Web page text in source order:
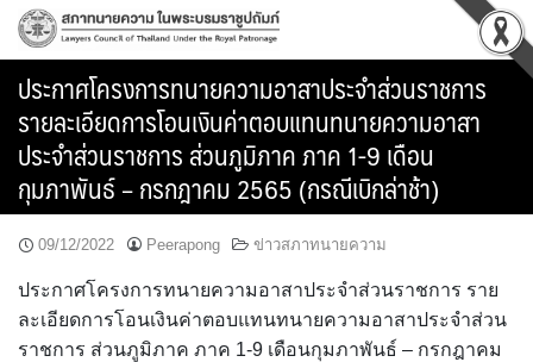
Skip
ประกาศโครงการทนายความอาสาประจำส่วนราชการ
รายละเอียดการโอนเงินค่าตอบแทนทนายความอาสา
ประจำส่วนราชการ ส่วนภูมิภาค ภาค 1-9 เดือน
กุมภาพันธ์ – กรกฎาคม 2565 (กรณีเบิกล่าช้า)
09/12/2022 Peerapong ข่าวสภาทนายความ
ประกาศโครงการทนายความอาสาประจำส่วนราชการ ราย
ละเอียดการโอนเงินค่าตอบแทนทนายความอาสาประจำส่วน
ราชการ ส่วนภูมิภาค ภาค 1-9 เดือนกุมภาพันธ์ – กรกฎาคม